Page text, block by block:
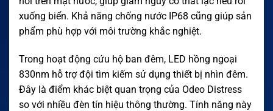
xuống biển. Khả năng chống nước IP68 cũng giúp sản
phẩm phù hợp với môi trường khắc nghiệt.
Trong hoạt động cứu hộ ban đêm, LED hồng ngoại
830nm hỗ trợ đội tìm kiếm sử dụng thiết bị nhìn đêm.
Đây là điểm khác biệt quan trọng của Odeo Distress
so với nhiều đèn tín hiệu thông thường. Tính năng này